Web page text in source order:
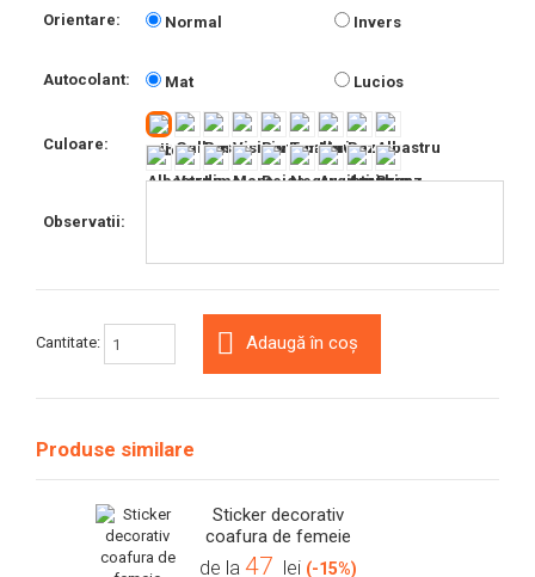
Orientare: Normal Invers
Autocolant: Mat Lucios
Culoare:
Observatii:
Cantitate: Adaugă în coș
Produse similare
Sticker decorativ
coafura de femeie
de la47 lei (-15%)